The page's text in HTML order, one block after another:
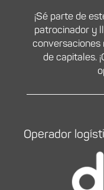
¡Sé parte de
patrocinador y
conversaciones
de capitales.
Operador